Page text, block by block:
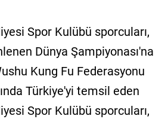
Spor Kulübü sporcuları,
Dünya Şampiyonası'na
Kung Fu Federasyonu
Türkiye'yi temsil eden
Spor Kulübü sporcuları,